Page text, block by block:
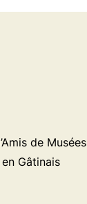
de Musées
Gâtinais